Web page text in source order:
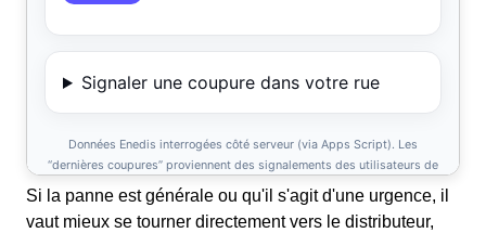
Si la panne est générale ou qu'il s'agit d'une urgence, il
vaut mieux se tourner directement vers le distributeur,